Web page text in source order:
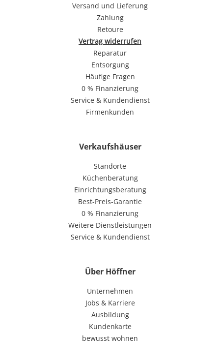
Versand und Lieferung
Zahlung
Retoure
Vertrag widerrufen
Reparatur
Entsorgung
Häufige Fragen
0 % Finanzierung
Service & Kundendienst
Firmenkunden
Verkaufshäuser
Standorte
Küchenberatung
Einrichtungsberatung
Best-Preis-Garantie
0 % Finanzierung
Weitere Dienstleistungen
Service & Kundendienst
Über Höffner
Unternehmen
Jobs & Karriere
Ausbildung
Kundenkarte
bewusst wohnen